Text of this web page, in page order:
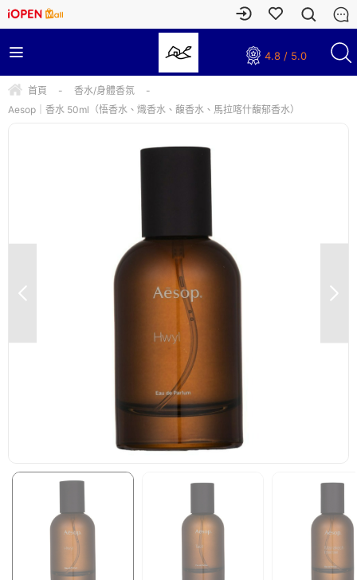
4.8 / 5.0
首頁 - 香水/身體香氛
-
Aesop｜香水 50ml（悟香水、熾香水、馥香水、馬拉喀什馥郁香水）